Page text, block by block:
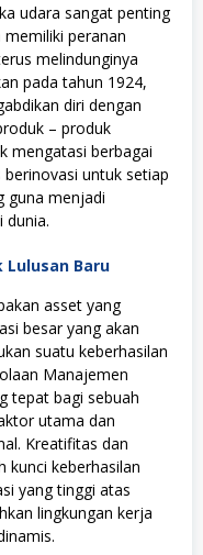
udara sangat penting
peranan
melindunginya
pada tahun 1924,
diri dengan
– produk
mengatasi berbagai
untuk setiap
guna menjadi
dunia.
Baru
asset yang
besar yang akan
suatu keberhasilan
Manajemen
tepat bagi sebuah
utama dan
Kreatifitas dan
kunci keberhasilan
yang tinggi atas
lingkungan kerja